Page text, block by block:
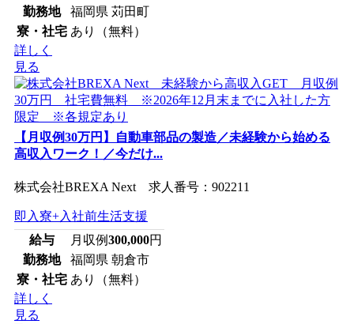
勤務地
福岡県 苅田町
寮・社宅 あり（無料）
詳しく
見る
【月収例30万円】自動車部品の製造／未経験から始める
高収入ワーク！／今だけ...
株式会社BREXA Next 求人番号：902211
即入寮+入社前生活支援
給与
月収例300,000円
勤務地
福岡県 朝倉市
寮・社宅 あり（無料）
詳しく
見る